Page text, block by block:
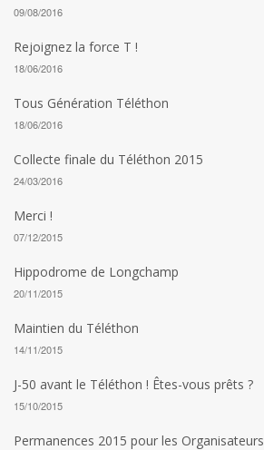
09/08/2016
Rejoignez la force T !
18/06/2016
Tous Génération Téléthon
18/06/2016
Collecte finale du Téléthon 2015
24/03/2016
Merci !
07/12/2015
Hippodrome de Longchamp
20/11/2015
Maintien du Téléthon
14/11/2015
J-50 avant le Téléthon ! Êtes-vous prêts ?
15/10/2015
Permanences 2015 pour les Organisateurs